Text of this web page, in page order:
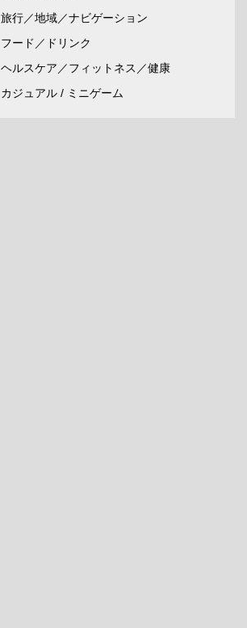
旅行／地域／ナビゲーション
フード／ドリンク
ヘルスケア／フィットネス／健康
カジュアル / ミニゲーム